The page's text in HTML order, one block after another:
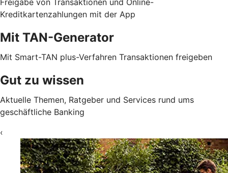
Kreditkartenzahlungen mit der App
Mit TAN-Generator
Mit Smart-TAN plus-Verfahren Transaktionen freigeben
Gut zu wissen
Aktuelle Themen, Ratgeber und Services rund ums
geschäftliche Banking
‹